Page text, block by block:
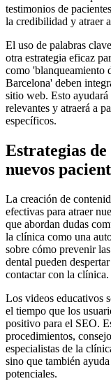
testimonios de
la credibilidad y atraer
El uso de palabras
otra estrategia eficaz
como 'blanqueamiento
Barcelona' deben
sitio web. Esto ayudará
relevantes y atraerá a
específicos.
Estrategias
nuevos
La creación de
efectivas para atraer
que abordan dudas
la clínica como una
sobre cómo prevenir
dental pueden
contactar con la clínica.
Los videos educativos
el tiempo que los
positivo para el SEO.
procedimientos,
especialistas de la
sino que también
potenciales.